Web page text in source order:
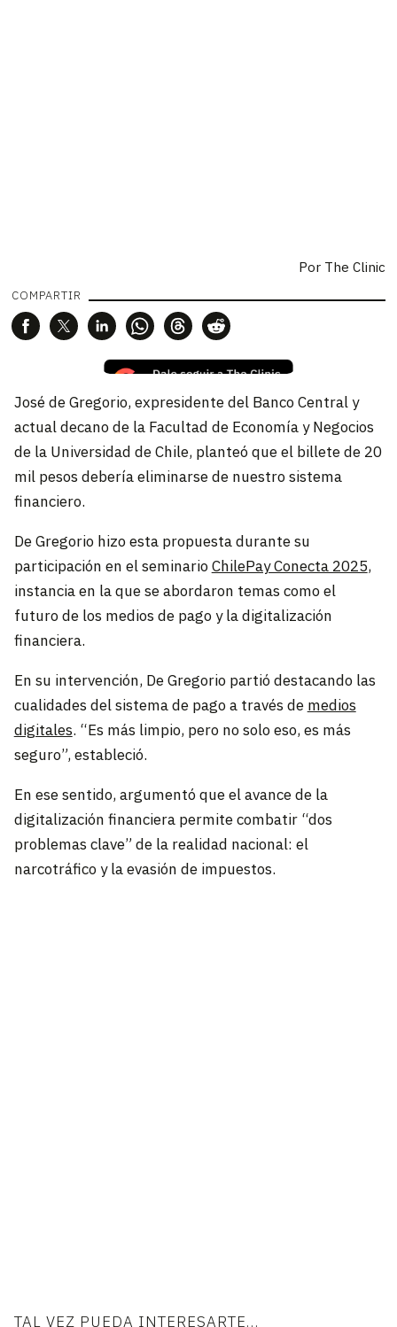
Por The Clinic
COMPARTIR
José de Gregorio, expresidente del Banco Central y
actual decano de la Facultad de Economía y Negocios
de la Universidad de Chile, planteó que el billete de 20
mil pesos debería eliminarse de nuestro sistema
financiero.
De Gregorio hizo esta propuesta durante su
participación en el seminarioChilePay Conecta 2025,
instancia en la que se abordaron temas como el
futuro de los medios de pago y la digitalización
financiera.
En su intervención, De Gregorio partió destacando las
cualidades del sistema de pago a través de medios
digitales. “Es más limpio, pero no solo eso, es más
seguro”, estableció.
En ese sentido, argumentó que el avance de la
digitalización financiera permite combatir “dos
problemas clave” de la realidad nacional: el
narcotráfico y la evasión de impuestos.
TAL VEZ PUEDA INTERESARTE…